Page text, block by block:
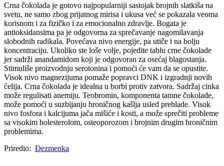
Crna čokolada je gotovo najpopularniji sastojak brojnih slatkiša na
svetu, ne samo zbog prijatnog mirisa i ukusa već se pokazala veoma
korisnom i za fizičko i za emocionalno zdravlje. Bogata je
antioksidansima pa je odgovorna za sprečavanje nagomilavanja
slobodnih radikala. Povećava nivo energije, pa utiče i na bolju
koncentraciju. Ukoliko ste loše volje, pojedite tablu crne čokolade
jer sadrži anandamidom koji je odgovoran za osećaj blagostanja.
Stimuliše proizvodnju serotonina i pomoći će vam da se opustite.
Visok nivo magnezijuma pomaže popravci DNK i izgradnji novih
ćelija. Crna čokolada je idealna u borbi protiv zatvora. Sadržaj cinka
može regulisati anemiju. Teobromin, komponenta tamne čokolade,
može pomoći u suzbijanju hroničnog kašlja usled prehlade. Visok
nivo fosfora i kalcijuma jača mišiće i kosti, a može sprečiti probleme
sa visokim holesterolom, osteoporozom i brojnim drugim hroničnim
problemima.
Priredio: Đezmenka